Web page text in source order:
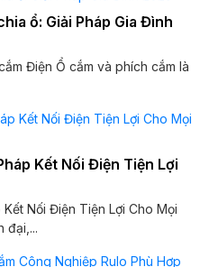
ổ: Giải Pháp Gia Đình
Điện Ổ cắm và phích cắm là
Kết Nối Điện Tiện Lợi
Nối Điện Tiện Lợi Cho Mọi
đại,...